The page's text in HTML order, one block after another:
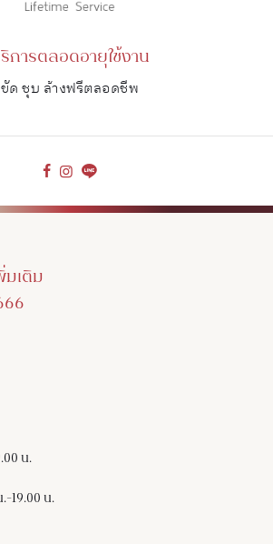
การตลอดอายุใช้งาน
ขัด ชุบ ล้างฟรีตลอดชีพ
เติม
น.
19.00 น.